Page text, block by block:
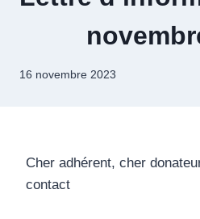
16 novembre 2023
Cher adhérent, cher
contact